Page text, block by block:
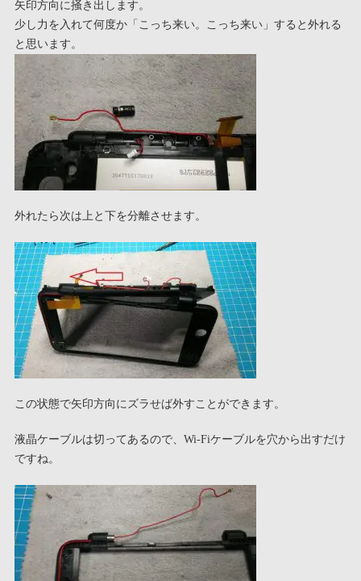
矢印方向に掻き出します。
少し力を入れて何度か「こっち来い。こっち来い」すると外れる
と思います。
外れたら次は上と下を分離させます。
この状態で矢印方向にズラせば外すことができます。
液晶ケーブルは切ってあるので、Wi-Fiケーブルを穴から出すだけ
ですね。